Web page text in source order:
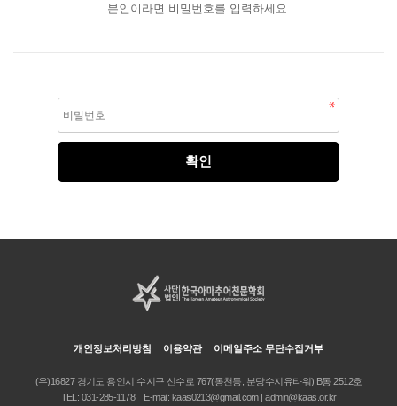
본인이라면 비밀번호를 입력하세요.
개인정보처리방침 이용약관 이메일주소 무단수집거부
(우)16827 경기도 용인시 수지구 신수로 767(동천동, 분당수지유타워) B동 2512호
TEL: 031-285-1178 E-mail: kaas0213@gmail.com | admin@kaas.or.kr